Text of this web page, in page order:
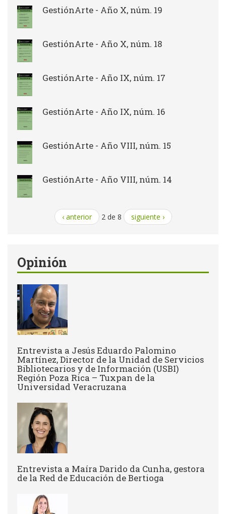
GestiónArte - Año X, núm. 19
GestiónArte - Año X, núm. 18
GestiónArte - Año IX, núm. 17
GestiónArte - Año IX, núm. 16
GestiónArte - Año VIII, núm. 15
GestiónArte - Año VIII, núm. 14
‹ anterior 2 de 8 siguiente ›
Opinión
Entrevista a Jesús Eduardo Palomino
Martínez, Director de la Unidad de Servicios
Bibliotecarios y de Información (USBI)
Región Poza Rica – Tuxpan de la
Universidad Veracruzana
Entrevista a ​Maíra Darido da Cunha, gestora
de la Red de Educación de Bertioga